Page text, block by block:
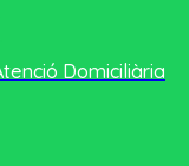
Domiciliària